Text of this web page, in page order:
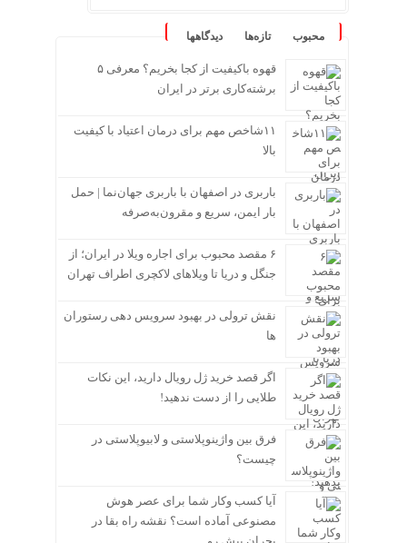
محبوب تازه‌ها دیدگاهها
قهوه باکیفیت از کجا بخریم؟ معرفی ۵
برشته‌کاری برتر در ایران
۱۱شاخص مهم برای درمان اعتیاد با کیفیت
بالا
باربری در اصفهان با باربری جهان‌نما | حمل
بار ایمن، سریع و مقرون‌به‌صرفه
۶ مقصد محبوب برای اجاره ویلا در ایران؛ از
جنگل و دریا تا ویلاهای لاکچری اطراف تهران
نقش ترولی در بهبود سرویس دهی رستوران
ها
اگر قصد خرید ژل رویال دارید، این نکات
طلایی را از دست ندهید!
فرق بین واژینوپلاستی و لابیوپلاستی در
چیست؟
آیا کسب وکار شما برای عصر هوش
مصنوعی آماده است؟ نقشه راه بقا در